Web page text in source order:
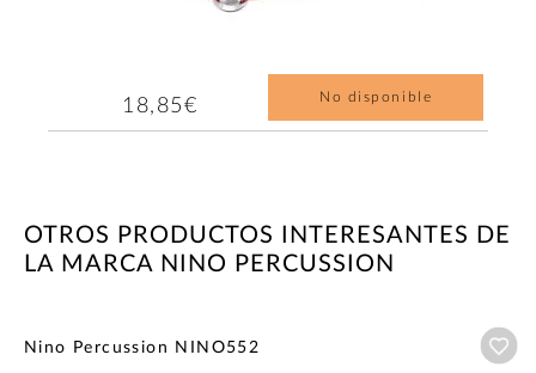
18,85€ No disponible
OTROS PRODUCTOS INTERESANTES DE
LA MARCA NINO PERCUSSION
Nino Percussion NINO552